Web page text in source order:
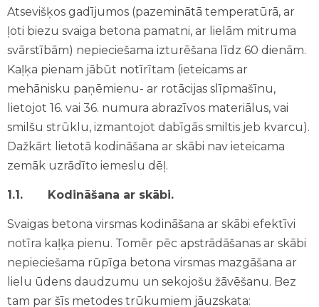
Atsevišķos gadījumos (pazeminātā temperatūrā, ar
ļoti biezu svaiga betona pamatni, ar lielām mitruma
svārstībām) nepieciešama izturēšana līdz 60 dienām.
Kaļķa pienam jābūt notīrītam (ieteicams ar
mehānisku paņēmienu- ar rotācijas slīpmašīnu,
lietojot 16. vai 36. numura abrazīvos materiālus, vai
smilšu strūklu, izmantojot dabīgās smiltis jeb kvarcu).
Dažkārt lietotā kodināšana ar skābi nav ieteicama
zemāk uzrādīto iemeslu dēļ.
1.1. Kodināšana ar skābi.
Svaigas betona virsmas kodināšana ar skābi efektīvi
notīra kaļķa pienu. Tomēr pēc apstrādāšanas ar skābi
nepieciešama rūpīga betona virsmas mazgāšana ar
lielu ūdens daudzumu un sekojošu žāvēšanu. Bez
tam par šīs metodes trūkumiem jāuzskata: